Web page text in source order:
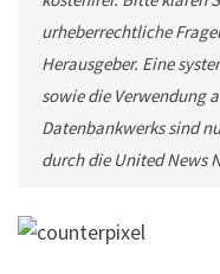
urheberrechtliche
Herausgeber. Eine
sowie die Verwendung
Datenbankwerks sind
durch die United News